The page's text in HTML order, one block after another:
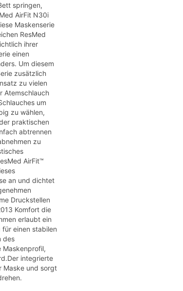
springen,
AirFit N30i
Maskenserie
ResMed
ihrer
einen
Um diesem
zusätzlich
zu vielen
Atemschlauch
um
zu wählen,
praktischen
abtrennen
zu
AirFit™
an und dichtet
Druckstellen
Komfort die
erlaubt ein
einen stabilen
des
Maskenprofil,
integrierte
Maske und sorgt